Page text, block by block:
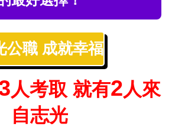
公職 成就幸福
人考取 就有2人來
自志光